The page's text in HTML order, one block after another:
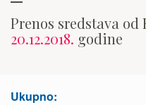
Prenos sredstava od
20.12.2018. godine
Ukupno: